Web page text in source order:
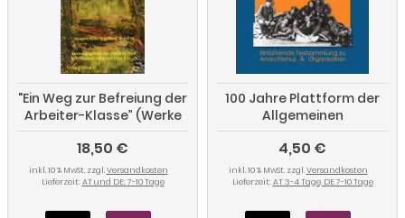
"Ein Weg zur Befreiung der
Arbeiter-Klasse” (Werke
Band 14)
18,50 €
inkl. 10 % MwSt. zzgl.Versandkosten
Lieferzeit: AT und DE: 7-10 Tage
100 Jahre Plattform der
Allgemeinen
Anarchistischen Union.
Einführende
Textsammlung zu
Anarchismus und
4,50 €
inkl. 10 % MwSt. zzgl.Versandkosten
Lieferzeit: AT 3-4 Tage, DE 7-10 Tage